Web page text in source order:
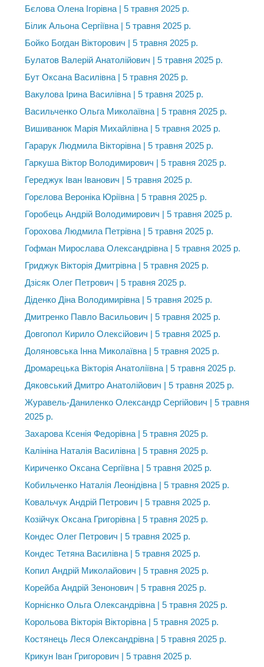
Бєлова Олена Ігорівна | 5 травня 2025 р.
Білик Альона Сергіївна | 5 травня 2025 р.
Бойко Богдан Вікторович | 5 травня 2025 р.
Булатов Валерій Анатолійович | 5 травня 2025 р.
Бут Оксана Василівна | 5 травня 2025 р.
Вакулова Ірина Василівна | 5 травня 2025 р.
Васильченко Ольга Миколаївна | 5 травня 2025 р.
Вишиванюк Марія Михайлівна | 5 травня 2025 р.
Гарарук Людмила Вікторівна | 5 травня 2025 р.
Гаркуша Віктор Володимирович | 5 травня 2025 р.
Гереджук Іван Іванович | 5 травня 2025 р.
Горєлова Вероніка Юріївна | 5 травня 2025 р.
Горобець Андрій Володимирович | 5 травня 2025 р.
Горохова Людмила Петрівна | 5 травня 2025 р.
Гофман Мирослава Олександрівна | 5 травня 2025 р.
Гриджук Вікторія Дмитрівна | 5 травня 2025 р.
Дзісяк Олег Петрович | 5 травня 2025 р.
Діденко Діна Володимирівна | 5 травня 2025 р.
Дмитренко Павло Васильович | 5 травня 2025 р.
Довгопол Кирило Олексійович | 5 травня 2025 р.
Доляновська Інна Миколаївна | 5 травня 2025 р.
Дромарецька Вікторія Анатоліївна | 5 травня 2025 р.
Дяковський Дмитро Анатолійович | 5 травня 2025 р.
Журавель-Даниленко Олександр Сергійович | 5 травня
2025 р.
Захарова Ксенія Федорівна | 5 травня 2025 р.
Калініна Наталія Василівна | 5 травня 2025 р.
Кириченко Оксана Сергіївна | 5 травня 2025 р.
Кобильченко Наталія Леонідівна | 5 травня 2025 р.
Ковальчук Андрій Петрович | 5 травня 2025 р.
Козійчук Оксана Григорівна | 5 травня 2025 р.
Кондес Олег Петрович | 5 травня 2025 р.
Кондес Тетяна Василівна | 5 травня 2025 р.
Копил Андрій Миколайович | 5 травня 2025 р.
Корейба Андрій Зенонович | 5 травня 2025 р.
Корнієнко Ольга Олександрівна | 5 травня 2025 р.
Корольова Вікторія Вікторівна | 5 травня 2025 р.
Костянець Леся Олександрівна | 5 травня 2025 р.
Крикун Іван Григорович | 5 травня 2025 р.